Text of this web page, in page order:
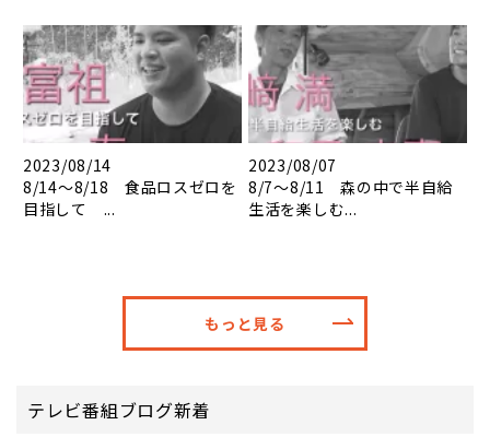
2023/08/14
8/14～8/18 食品ロスゼロを
目指して ...
2023/08/07
8/7～8/11 森の中で半自給
生活を楽しむ...
もっと見る
テレビ番組ブログ新着